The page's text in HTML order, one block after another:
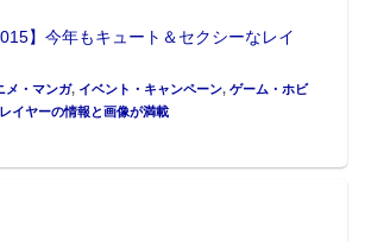
が秋葉原に帰ってきた！ 2015年3
葉原店で開催した原画展が再び秋葉
】今年もキュート＆セクシーなレイ
メ・マンガ, イベント・キャンペーン, ゲーム・ホビ
イヤーの情報と画像が満載